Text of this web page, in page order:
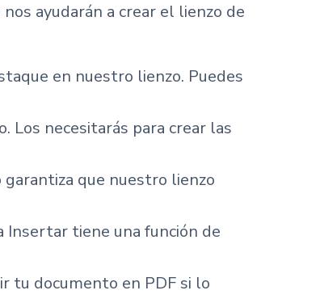
ayudarán a crear el lienzo de
en nuestro lienzo. Puedes
Los necesitarás para crear las
que nuestro lienzo
Insertar tiene una función de
tu documento en PDF si lo